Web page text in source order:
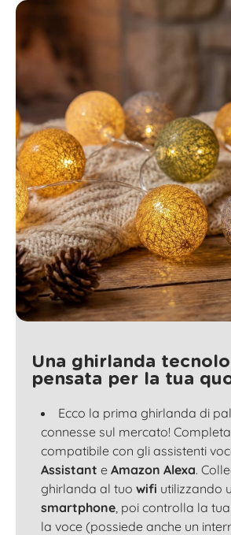
Una ghirlanda
pensata per la tua
Ecco la prima ghirlanda di
connesse sul mercato!
compatibile con gli assistenti
Assistant e Amazon Alexa.
ghirlanda al tuo wifi utilizzando
smartphone, poi controlla la
la voce (possiede anche un